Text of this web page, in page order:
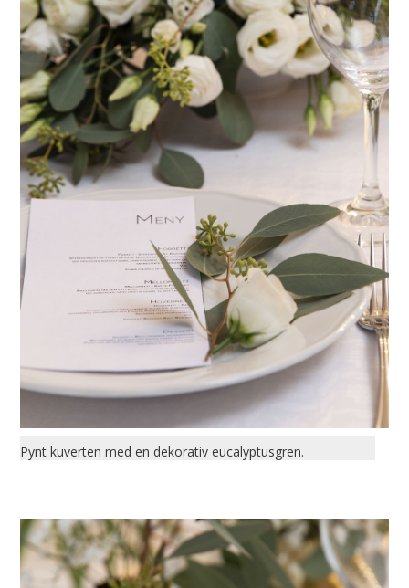
Pynt kuverten med en dekorativ eucalyptusgren.